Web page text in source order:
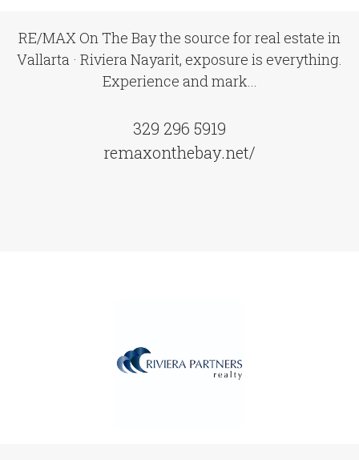
RE/MAX On The Bay the source for real estate in
Vallarta · Riviera Nayarit, exposure is everything.
Experience and mark...
329 296 5919
remaxonthebay.net/